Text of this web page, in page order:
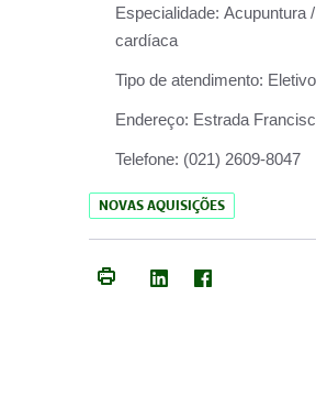
Especialidade: Acupuntura
cardíaca
Tipo de atendimento: Eletivo
Endereço: Estrada
Telefone: (021) 2609-8047
NOVAS AQUISIÇÕES